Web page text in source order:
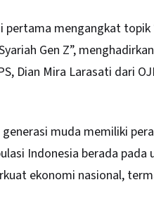
pertama mengangkat
Gen Z”,
Dian Mira Larasati dari
muda memiliki
Indonesia berada pada
ekonomi nasional,